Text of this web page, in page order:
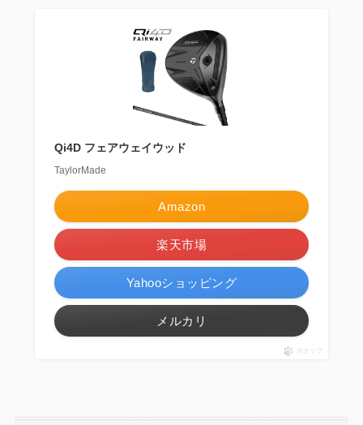
Qi4D フェアウェイウッド
TaylorMade
Amazon
楽天市場
Yahooショッピング
メルカリ
ポチップ